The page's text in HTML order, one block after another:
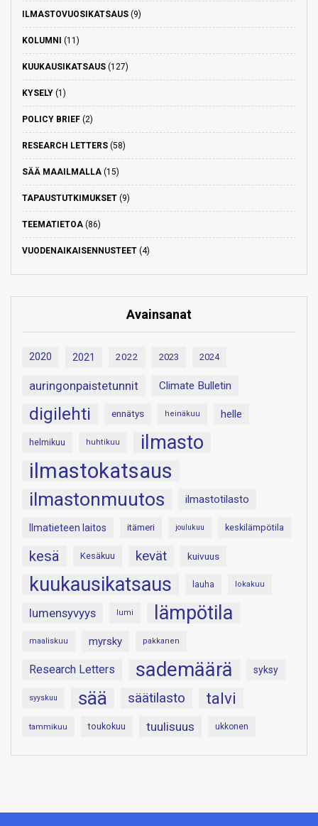
ILMASTOVUOSIKATSAUS (9)
KOLUMNI (11)
KUUKAUSIKATSAUS (127)
KYSELY (1)
POLICY BRIEF (2)
RESEARCH LETTERS (58)
SÄÄ MAAILMALLA (15)
TAPAUSTUTKIMUKSET (9)
TEEMATIETOA (86)
VUODENAIKAISENNUSTEET (4)
Avainsanat
2020 2021 2022 2023 2024
auringonpaistetunnit Climate Bulletin
digilehti ennätys heinäkuu helle
helmikuu huhtikuu ilmasto
ilmastokatsaus
ilmastonmuutos ilmastotilasto
Ilmatieteen laitos itämeri joulukuu keskilämpötila
kesä Kesäkuu kevät kuivuus
kuukausikatsaus lauha lokakuu
lumensyvyys lumi lämpötila
maaliskuu myrsky pakkanen
Research Letters sademäärä syksy
syyskuu sää säätilasto talvi
tammikuu toukokuu tuulisuus ukkonen